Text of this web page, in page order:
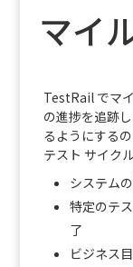
マイ
TestRail でマ
の進捗を追跡
るようにする
テスト サイク
システム
特定のテ
了
ビジネス